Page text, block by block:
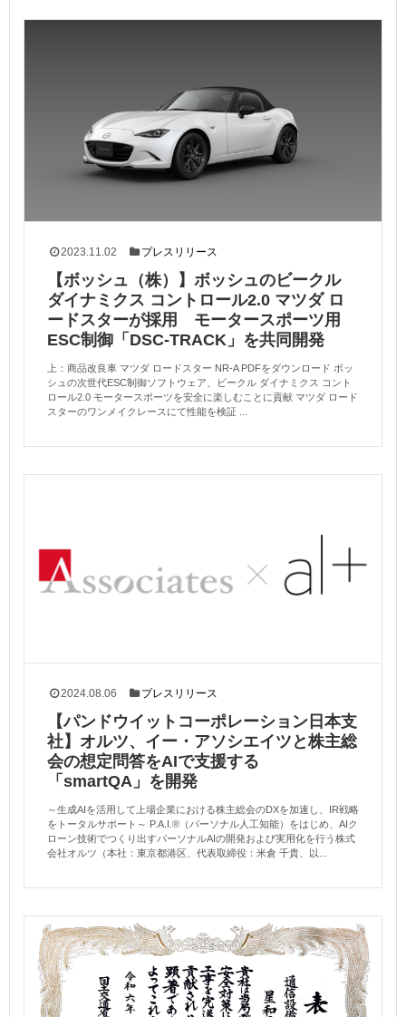
2023.11.02 プレスリリース
【ボッシュ（株）】ボッシュのビークル
ダイナミクス コントロール2.0 マツダ ロ
ードスターが採用 モータースポーツ用
ESC制御「DSC-TRACK」を共同開発
上：商品改良車 マツダ ロードスター NR-A PDFをダウンロード ボッ
シュの次世代ESC制御ソフトウェア、ビークル ダイナミクス コント
ロール2.0 モータースポーツを安全に楽しむことに貢献 マツダ ロード
スターのワンメイクレースにて性能を検証 ...
2024.08.06 プレスリリース
【パンドウイットコーポレーション日本支
社】オルツ、イー・アソシエイツと株主総
会の想定問答をAIで支援する
「smartQA」を開発
～生成AIを活用して上場企業における株主総会のDXを加速し、IR戦略
をトータルサポート～ P.A.I.®️（パーソナル人工知能）をはじめ、AIク
ローン技術でつくり出すパーソナルAIの開発および実用化を行う株式
会社オルツ（本社：東京都港区、代表取締役：米倉 千貴、以...